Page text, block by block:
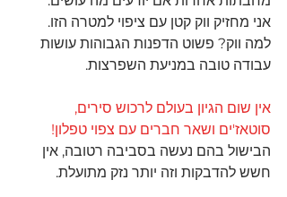
אני מחזיק ווק קטן עם ציפוי למטרה הזו.
למה ווק? פשוט הדפנות הגבוהות עושות
עבודה טובה במניעת השפרצות.
אין שום הגיון בעולם לרכוש סירים,
סוטאז'ים ושאר חברים עם צפוי טפלון!
הבישול בהם נעשה בסביבה רטובה, אין
חשש להדבקות וזה יותר נזק מתועלת.